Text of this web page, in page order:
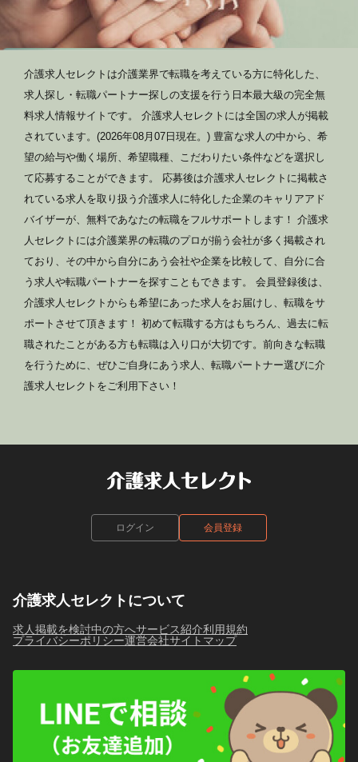
介護求人セレクトは介護業界で転職を考えている方に特化した、
求人探し・転職パートナー探しの支援を行う日本最大級の完全無
料求人情報サイトです。 介護求人セレクトには全国の求人が掲載
されています。(2026年08月07日現在。) 豊富な求人の中から、希
望の給与や働く場所、希望職種、こだわりたい条件などを選択し
て応募することができます。 応募後は介護求人セレクトに掲載さ
れている求人を取り扱う介護求人に特化した企業のキャリアアド
バイザーが、無料であなたの転職をフルサポートします！ 介護求
人セレクトには介護業界の転職のプロが揃う会社が多く掲載され
ており、その中から自分にあう会社や企業を比較して、自分に合
う求人や転職パートナーを探すこともできます。 会員登録後は、
介護求人セレクトからも希望にあった求人をお届けし、転職をサ
ポートさせて頂きます！ 初めて転職する方はもちろん、過去に転
職されたことがある方も転職は入り口が大切です。前向きな転職
を行うために、ぜひご自身にあう求人、転職パートナー選びに介
護求人セレクトをご利用下さい！
ログイン 会員登録
介護求人セレクトについて
求人掲載を検討中の方へサービス紹介利用規約
プライバシーポリシー運営会社サイトマップ